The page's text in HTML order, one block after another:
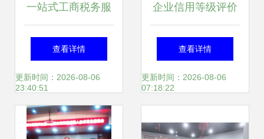
一站式工商税务服
务，助力企业轻松
起航
查看详情
更新时间：2026-08-06
23:40:51
企业信用等级评价
认证证书申报全流
程指南
查看详情
更新时间：2026-08-06
07:18:22